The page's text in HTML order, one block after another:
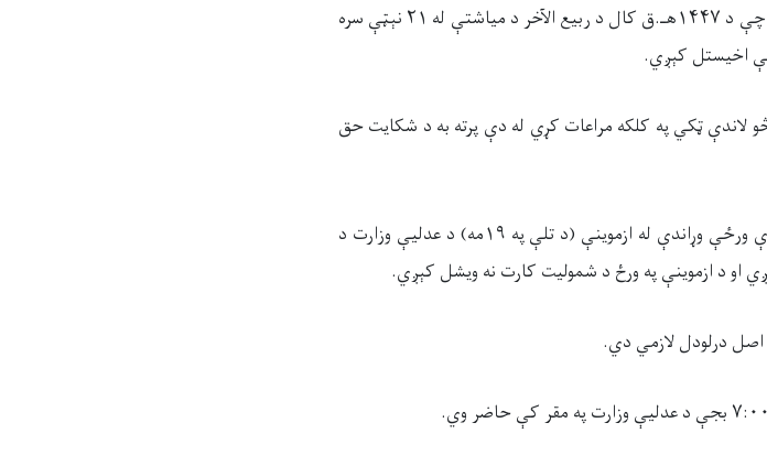
ازموینه د ۱۴۰۴‌هـ.ش کال د تلې د میاشتې په ۲۲ نېټه چې د ۱۴۴۷‌هـ.ق کال د ربیع الآخر د میاشتې له ۲۱ نېټې سره
اخیستل کېږي.
لاندې ټکي په کلکه مراعات کړي له دې پرته به د شکایت حق
۱. د دفاع وکالت په ازموینه کې د ګډون کارت یوازې درې ورځې وړاندې له ازموینې (د تلې په ۱۹مه) د عدلیې وزارت د
او د ازموینې په ورځ د شمولیت کارت نه ویشل کېږي.
:۰۰ بجې د عدلیې وزارت په مقر کې حاضر وي.